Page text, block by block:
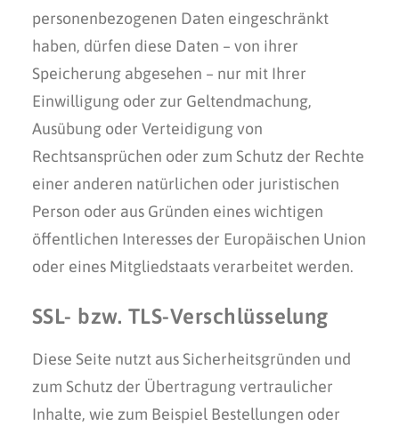
personenbezogenen Daten eingeschränkt
haben, dürfen diese Daten – von ihrer
Speicherung abgesehen – nur mit Ihrer
Einwilligung oder zur Geltendmachung,
Ausübung oder Verteidigung von
Rechtsansprüchen oder zum Schutz der Rechte
einer anderen natürlichen oder juristischen
Person oder aus Gründen eines wichtigen
öffentlichen Interesses der Europäischen Union
oder eines Mitgliedstaats verarbeitet werden.
SSL- bzw. TLS-Verschlüsselung
Diese Seite nutzt aus Sicherheitsgründen und
zum Schutz der Übertragung vertraulicher
Inhalte, wie zum Beispiel Bestellungen oder